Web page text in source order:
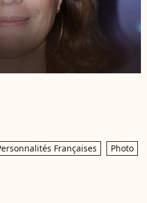
Françaises
Photo